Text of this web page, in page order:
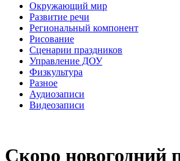
Окружающий мир
Развитие речи
Региональный компонент
Рисование
Сценарии праздников
Управление ДОУ
Физкультура
Разное
Аудиозаписи
Видеозаписи
Скоро новогодний